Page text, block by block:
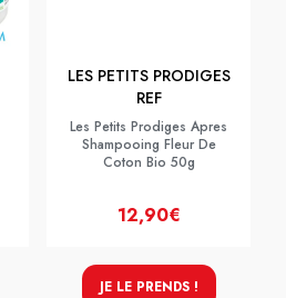
LES PETITS PRODIGES
REF
Les Petits Prodiges Apres
Shampooing Fleur De
Coton Bio 50g
12,90€
JE LE PRENDS !